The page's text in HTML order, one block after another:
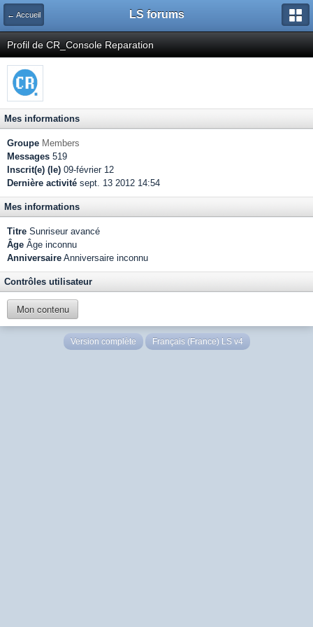
← Accueil LS forums
Profil de CR_Console Reparation
Mes informations
Groupe Members
Messages 519
Inscrit(e) (le) 09-février 12
Dernière activité sept. 13 2012 14:54
Mes informations
Titre Sunriseur avancé
Âge Âge inconnu
Anniversaire Anniversaire inconnu
Contrôles utilisateur
Mon contenu
Version complète Français (France) LS v4